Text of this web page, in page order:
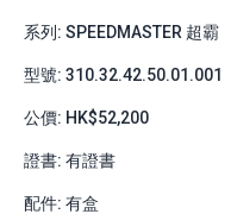
系列: SPEEDMASTER 超霸
型號: 310.32.42.50.01.001
公價: HK$52,200
證書: 有證書
配件: 有盒